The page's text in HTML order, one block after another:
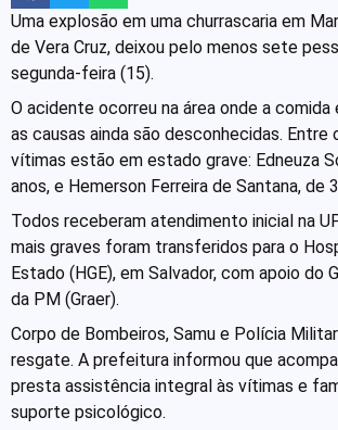
Uma explosão em uma churrascaria em
de Vera Cruz, deixou pelo menos sete
segunda-feira (15).
O acidente ocorreu na área onde a comida
as causas ainda são desconhecidas. Entre
vítimas estão em estado grave: Edneuza
anos, e Hemerson Ferreira de Santana, de
Todos receberam atendimento inicial na
mais graves foram transferidos para o
Estado (HGE), em Salvador, com apoio do
da PM (Graer).
Corpo de Bombeiros, Samu e Polícia
resgate. A prefeitura informou que
presta assistência integral às vítimas e
suporte psicológico.